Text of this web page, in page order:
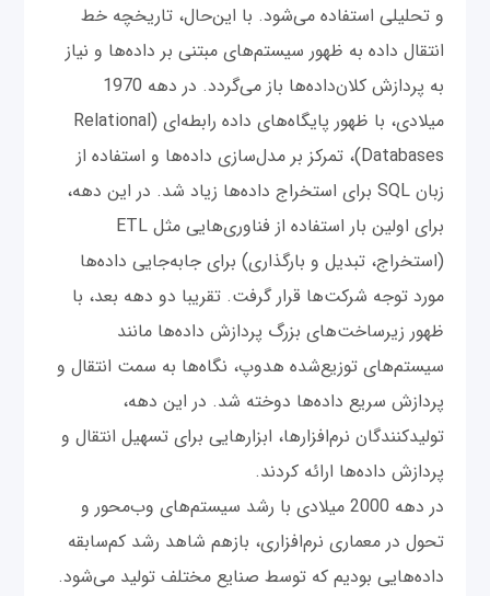
و تحلیلی استفاده می‌شود. با این‌حال، تاریخچه خط
انتقال داده به ظهور سیستم‌های مبتنی بر داده‌ها و نیاز
به پردازش کلان‌داده‌ها باز می‌گردد. در دهه 1970
میلادی، با ظهور پایگاه‌های داده رابطه‌ای (Relational
Databases)، تمرکز بر مدل‌سازی داده‌ها و استفاده از
زبان SQL برای استخراج داده‌ها زیاد شد. در این دهه،
برای اولین بار استفاده از فناوری‌هایی مثل ETL
(استخراج، تبدیل و بارگذاری) برای جابه‌جایی داده‌ها
مورد توجه شرکت‌ها قرار گرفت. تقریبا دو دهه بعد، با
ظهور زیرساخت‌های بزرگ پردازش داده‌ها مانند
سیستم‌های توزیع‌شده هدوپ، نگاه‌ها به سمت انتقال و
پردازش سریع داده‌ها دوخته شد. در این دهه،
تولیدکنندگان نرم‌افزارها، ابزارهایی برای تسهیل انتقال و
پردازش داده‌ها ارائه کردند.
در دهه 2000 میلادی با رشد سیستم‌های ‌وب‌محور و
تحول در معماری نرم‌افزاری، بازهم شاهد رشد کم‌سابقه
داده‌هایی بودیم که توسط صنایع مختلف تولید می‌شود.